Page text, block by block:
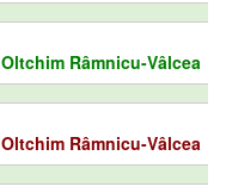
Oltchim Râmnicu-Vâlcea
Oltchim Râmnicu-Vâlcea